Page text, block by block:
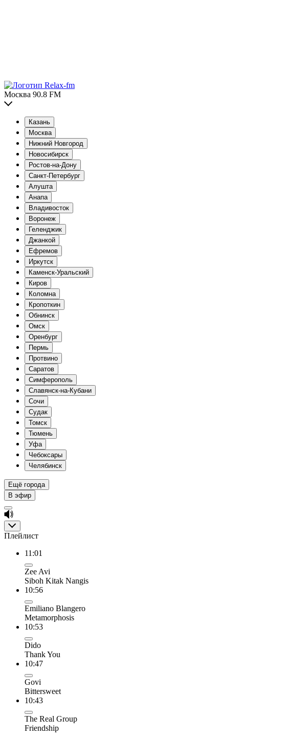
Москва 90.8 FM
Казань
Москва
Нижний Новгород
Новосибирск
Ростов-на-Дону
Санкт-Петербург
Алушта
Анапа
Владивосток
Воронеж
Геленджик
Джанкой
Ефремов
Иркутск
Каменск-Уральский
Киров
Коломна
Кропоткин
Обнинск
Омск
Оренбург
Пермь
Протвино
Саратов
Симферополь
Славянск-на-Кубани
Сочи
Судак
Томск
Тюмень
Уфа
Чебоксары
Челябинск
Ещё города
В эфир
Плейлист
11:01
Zee Avi
Siboh Kitak Nangis
10:56
Emiliano Blangero
Metamorphosis
10:53
Dido
Thank You
10:47
Govi
Bittersweet
10:43
The Real Group
Friendship